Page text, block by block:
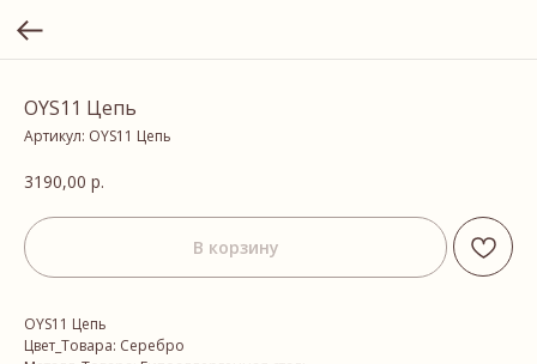
OYS11 Цепь
Артикул: OYS11 Цепь
3190,00 р.
В корзину
OYS11 Цепь
Цвет_Товара: Серебро